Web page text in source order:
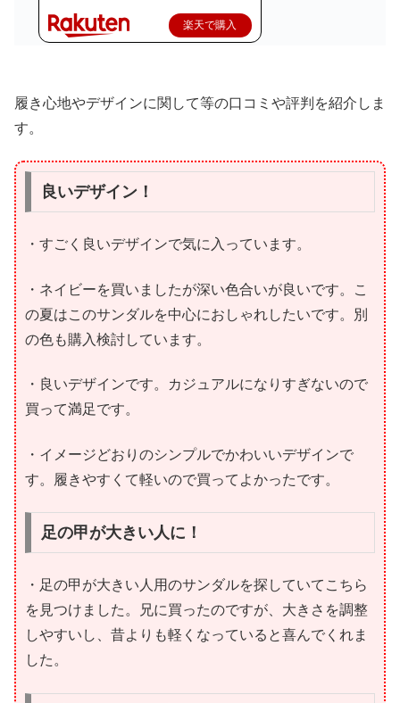
楽天で購入
履き心地やデザインに関して等の口コミや評判を紹介しま
す。
良いデザイン！
・すごく良いデザインで気に入っています。
・ネイビーを買いましたが深い色合いが良いです。こ
の夏はこのサンダルを中心におしゃれしたいです。別
の色も購入検討しています。
・良いデザインです。カジュアルになりすぎないので
買って満足です。
・イメージどおりのシンプルでかわいいデザインで
す。履きやすくて軽いので買ってよかったです。
足の甲が大きい人に！
・足の甲が大きい人用のサンダルを探していてこちら
を見つけました。兄に買ったのですが、大きさを調整
しやすいし、昔よりも軽くなっていると喜んでくれま
した。